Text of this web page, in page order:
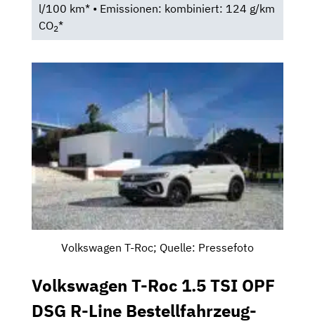
l/100 km* • Emissionen: kombiniert: 124 g/km
CO2*
Volkswagen T-Roc; Quelle: Pressefoto
Volkswagen T-Roc 1.5 TSI OPF
DSG R-Line Bestellfahrzeug-